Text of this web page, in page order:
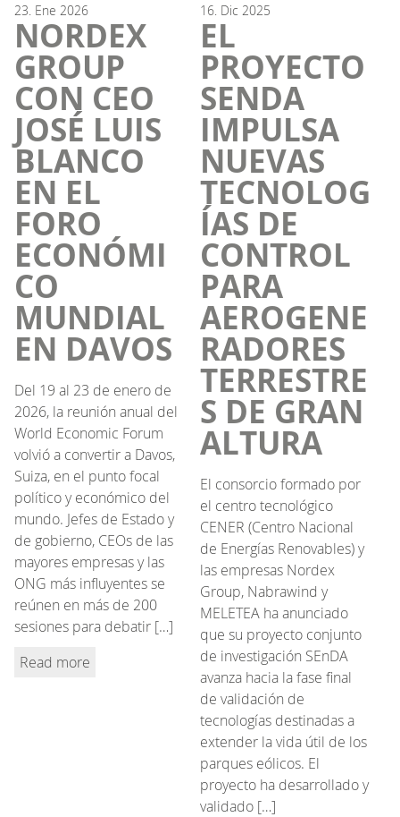
23. Ene 2026
NORDEX
GROUP
CON CEO
JOSÉ LUIS
BLANCO
EN EL
FORO
ECONÓMI
CO
MUNDIAL
EN DAVOS
Del 19 al 23 de enero de
2026, la reunión anual del
World Economic Forum
volvió a convertir a Davos,
Suiza, en el punto focal
político y económico del
mundo. Jefes de Estado y
de gobierno, CEOs de las
mayores empresas y las
ONG más influyentes se
reúnen en más de 200
sesiones para debatir […]
Read more
16. Dic 2025
EL
PROYECTO
SENDA
IMPULSA
NUEVAS
TECNOLOG
ÍAS DE
CONTROL
PARA
AEROGENE
RADORES
TERRESTRE
S DE GRAN
ALTURA
El consorcio formado por
el centro tecnológico
CENER (Centro Nacional
de Energías Renovables) y
las empresas Nordex
Group, Nabrawind y
MELETEA ha anunciado
que su proyecto conjunto
de investigación SEnDA
avanza hacia la fase final
de validación de
tecnologías destinadas a
extender la vida útil de los
parques eólicos. El
proyecto ha desarrollado y
validado […]